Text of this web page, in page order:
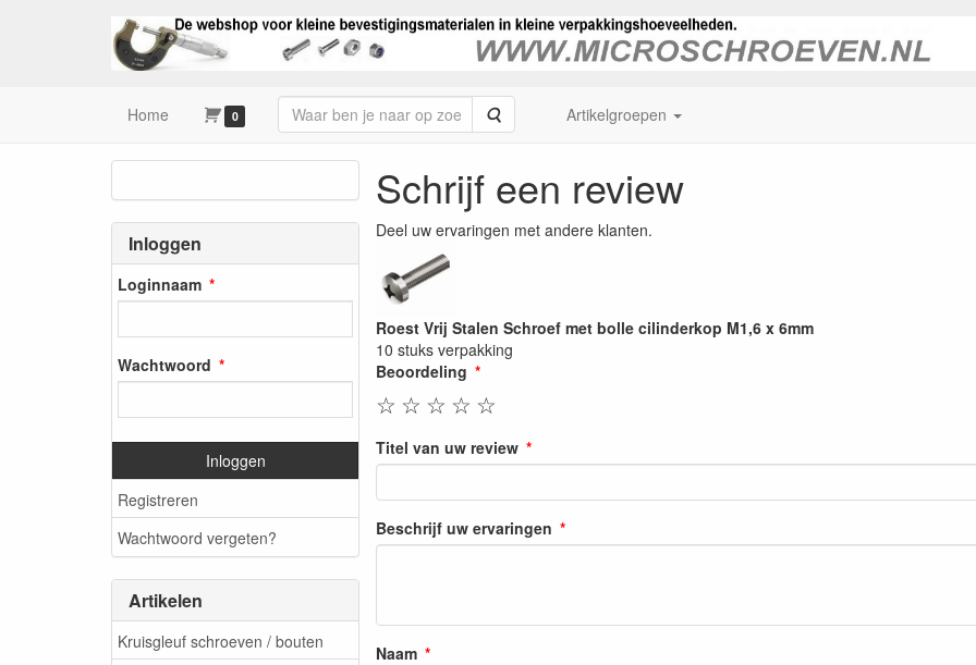
Home 0 Zoeken Artikelgroepen
Inloggen
Loginnaam
Wachtwoord
Inloggen
Registreren
Wachtwoord vergeten?
Artikelen
Kruisgleuf schroeven / bouten
Schrijf een review
Deel uw ervaringen met andere klanten.
Roest Vrij Stalen Schroef met bolle cilinderkop M1,6 x 6mm
10 stuks verpakking
Beoordeling
☆
☆
☆
☆
☆
Titel van uw review
Beschrijf uw ervaringen
Naam